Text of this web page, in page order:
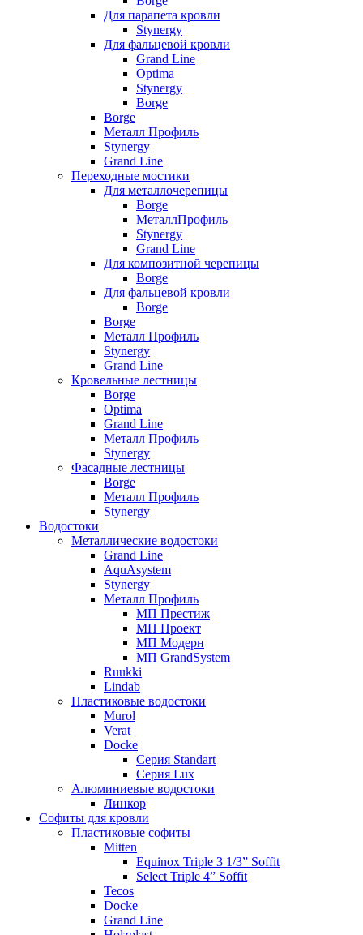
Для парапета кровли
Stynergy
Для фальцевой кровли
Grand Line
Optima
Stynergy
Borge
Borge
Металл Профиль
Stynergy
Grand Line
Переходные мостики
Для металлочерепицы
Borge
МеталлПрофиль
Stynergy
Grand Line
Для композитной черепицы
Borge
Для фальцевой кровли
Borge
Borge
Металл Профиль
Stynergy
Grand Line
Кровельные лестницы
Borge
Optima
Grand Line
Металл Профиль
Stynergy
Фасадные лестницы
Borge
Металл Профиль
Stynergy
Водостоки
Металлические водостоки
Grand Line
AquAsystem
Stynergy
Металл Профиль
МП Престиж
МП Проект
МП Модерн
МП GrandSystem
Ruukki
Lindab
Пластиковые водостоки
Murol
Verat
Docke
Серия Standart
Серия Lux
Алюминиевые водостоки
Линкор
Софиты для кровли
Пластиковые софиты
Mitten
Equinox Triple 3 1/3” Soffit
Select Triple 4” Soffit
Tecos
Docke
Grand Line